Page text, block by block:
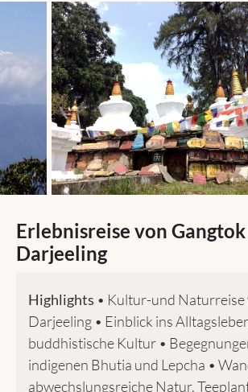
Erlebnisreise von
Darjeeling
Highlights • Kultur-und Naturreise
Darjeeling • Einblick ins
buddhistische Kultur •
indigenen Bhutia und Lepcha •
abwechslungsreiche Natur,